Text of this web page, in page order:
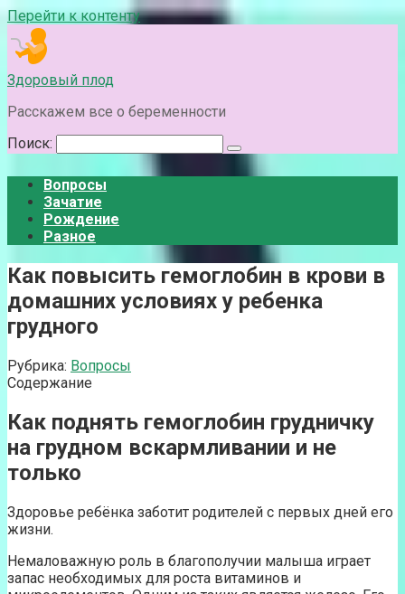
Перейти к контенту
Здоровый плод
Расскажем все о беременности
Поиск:
Вопросы
Зачатие
Рождение
Разное
Как повысить гемоглобин в крови в
домашних условиях у ребенка
грудного
Рубрика: Вопросы
Содержание
Как поднять гемоглобин грудничку
на грудном вскармливании и не
только
Здоровье ребёнка заботит родителей с первых дней его
жизни.
Немаловажную роль в благополучии малыша играет
запас необходимых для роста витаминов и